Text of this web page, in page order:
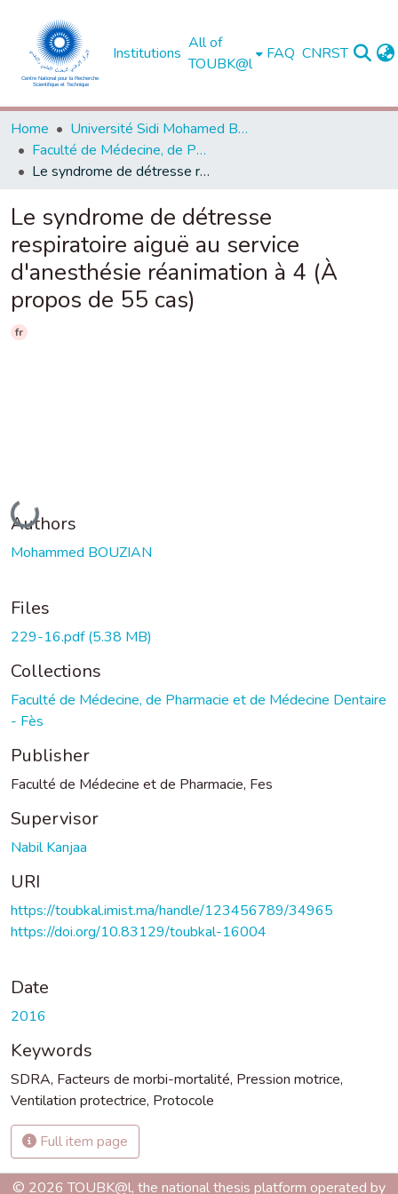
Institutions
All of
TOUBK@l
FAQ CNRST
Home
Université Sidi Mohamed Ben Abdellah de Fès
Faculté de Médecine, de Pharmacie et de Médecine Dentaire - Fès
Le syndrome de détresse respiratoire aiguë au service d'anesthésie réanimation à 4 (À propos de 55 cas)
Le syndrome de détresse
respiratoire aiguë au service
d'anesthésie réanimation à 4 (À
propos de 55 cas)
fr
Loading...
Authors
Mohammed BOUZIAN
Files
229-16.pdf(5.38 MB)
Collections
Faculté de Médecine, de Pharmacie et de Médecine Dentaire
- Fès
Publisher
Faculté de Médecine et de Pharmacie, Fes
Supervisor
Nabil Kanjaa
URI
https://toubkal.imist.ma/handle/123456789/34965
https://doi.org/10.83129/toubkal-16004
Date
2016
Keywords
SDRA, Facteurs de morbi-mortalité, Pression motrice,
Ventilation protectrice, Protocole
Full item page
© 2026 TOUBK@l, the national thesis platform operated by